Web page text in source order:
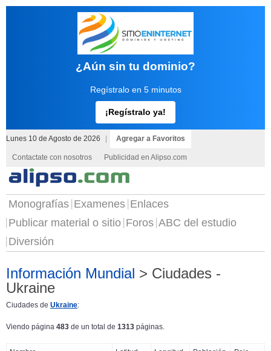
¿Aún sin tu dominio?
Regístralo en 5 minutos
¡Regístralo ya!
Lunes 10 de Agosto de 2026 Agregar a Favoritos
Contactate con nosotros Publicidad en Alipso.com
Monografías Examenes Enlaces
Publicar material o sitio Foros ABC del estudio
Diversión
Información Mundial > Ciudades -
Ukraine
Ciudades de Ukraine:
Viendo página 483 de un total de 1313 páginas.